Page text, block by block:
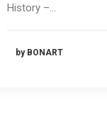
History –…
by BONART